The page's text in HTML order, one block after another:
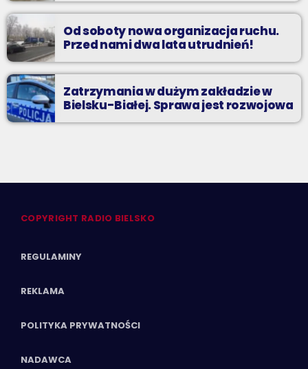
Od soboty nowa organizacja ruchu.
Przed nami dwa lata utrudnień!
Zatrzymania w dużym zakładzie w
Bielsku-Białej. Sprawa jest rozwojowa
COPYRIGHT RADIO BIELSKO
REGULAMINY
REKLAMA
POLITYKA PRYWATNOŚCI
NADAWCA